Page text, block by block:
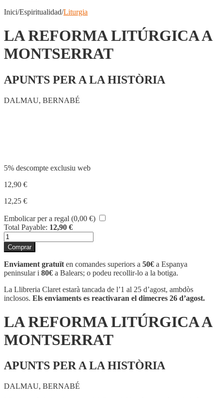
Inici/Espiritualidad/Liturgia
LA REFORMA LITÚRGICA A
MONTSERRAT
APUNTS PER A LA HISTÒRIA
DALMAU, BERNABÉ
5% descompte exclusiu web
12,90 €
12,25 €
Embolicar per a regal (0,00 €)
Total Payable: 12,90 €
quantitat
de
LA
REFORMA
LITÚRGICA
A
MONTSERRAT
Comprar
Enviament gratuït en comandes superiors a 50€ a Espanya
peninsular i 80€ a Balears; o podeu recollir-lo a la botiga.
La Llibreria Claret estarà tancada de l’1 al 25 d’agost, ambdòs
inclosos. Els enviaments es reactivaran el dimecres 26 d’agost.
LA REFORMA LITÚRGICA A
MONTSERRAT
APUNTS PER A LA HISTÒRIA
DALMAU, BERNABÉ